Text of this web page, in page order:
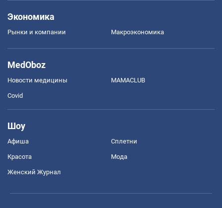
Экономика
Рынки и компании Mакроэкономика
MedOboz
Новости медицины MAMACLUB
Covid
Шоу
Афиша Сплетни
Красота Мода
Женский Журнал